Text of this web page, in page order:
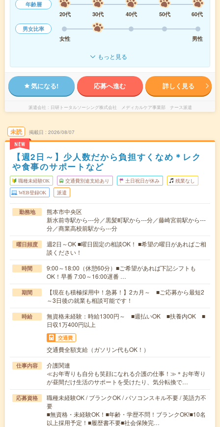
年齢層
20代
30代 40代 50代
60代
男女比率
女性
男性
もっと見る
気になる! 応募へ進む 詳しく見る
派遣会社 日研トータルソーシング株式会社 メディカルケア事業部 ナース派遣
未読
NEW
掲載日 2026/08/07
【週2日～】少人数だから負担すくなめ＊レク
や食事のサポートなど
職種未経験OK 交通費別途支給あり 土日祝日が休み 残業なし
WEB登録OK 派遣
勤務地
熊本市中央区
新水前寺駅から---分／黒髪町駅から---分／藤崎宮前駅から---
分／商業高校前駅から---分
曜日頻度
週2日～OK ■曜日固定の相談OK！ ■希望の曜日があればご相
談ください！
時間
9:00～18:00（休憩60分）■ご希望があれば下記シフトも
OK！早番 7:00～16:00遅番 …
期間
【現在も積極採用中！急募！】2カ月～ ■ご応募から最短2
～3日後の就業も相談可能です！
時給
無資格未経験：時給1300円～ ■週払いOK ■扶養内OK ■
日収1万400円以上
交通費
交通費全額支給（ガソリン代もOK！）
仕事内容
介護関連
≪お年寄りも自分も笑顔になれる介護の仕事！≫＊お年寄り
が昼間だけ生活のサポートを受けたり、気分転換で…
応募資格
職種未経験OK / ブランクOK / パソコンスキル不要 / 英語力不
要
■無資格・未経験OK！■年齢・学歴不問！ブランクOK!■10名
以上採用予定！■履歴書不要■社会保険完…